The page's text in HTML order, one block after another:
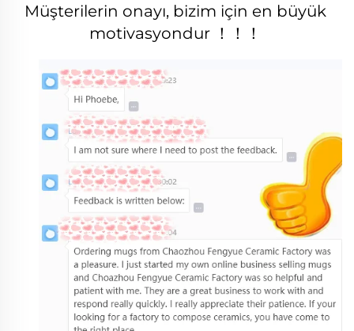
Müşterilerin onayı, bizim için en büyük
motivasyondur ！！！